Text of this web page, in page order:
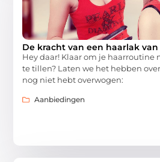
De kracht van een haarlak
Hey daar! Klaar om je haarroutine
te tillen? Laten we het hebben
nog niet hebt overwogen:
Aanbiedingen